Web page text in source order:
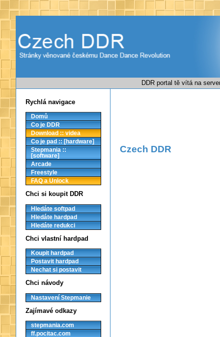
DDR portal tě vítá na
Rychlá navigace
Domů
Co je DDR
Download :: videa
Co je pad :: [hardware]
Stepmania ::
[software]
Arcade
Freestyle
FAQ a Unlock
Chci si koupit DDR
Hledáte softpad
Hledáte hardpad
Hledáte redukci
Chci vlastní hardpad
Koupit hardpad
Postavit hardpad
Nechat si postavit
Chci návody
Nastavení Stepmanie
Zajímavé odkazy
stepmania.com
ff.pocitac.com
Czech DDR